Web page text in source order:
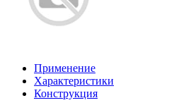
Применение
Характеристики
Конструкция